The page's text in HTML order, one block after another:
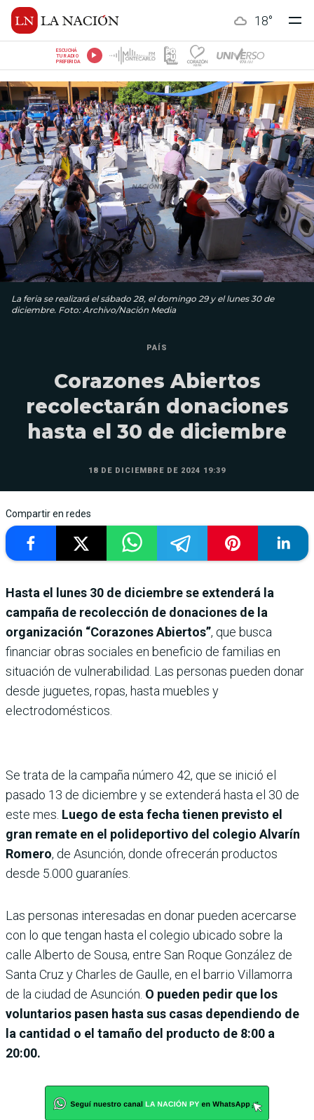
18°
ESCUCHÁ
TU RADIO
PREFERIDA
La feria se realizará el sábado 28, el domingo 29 y el lunes 30 de
diciembre. Foto: Archivo/Nación Media
PAÍS
Corazones Abiertos
recolectarán donaciones
hasta el 30 de diciembre
18 DE DICIEMBRE DE 2024 19:39
Compartir en redes
Hasta el lunes 30 de diciembre se extenderá la
campaña de recolección de donaciones de la
organización “Corazones Abiertos”, que busca
financiar obras sociales en beneficio de familias en
situación de vulnerabilidad. Las personas pueden donar
desde juguetes, ropas, hasta muebles y
electrodomésticos.
Se trata de la campaña número 42, que se inició el
pasado 13 de diciembre y se extenderá hasta el 30 de
este mes. Luego de esta fecha tienen previsto el
gran remate en el polideportivo del colegio Alvarín
Romero, de Asunción, donde ofrecerán productos
desde 5.000 guaraníes.
Las personas interesadas en donar pueden acercarse
con lo que tengan hasta el colegio ubicado sobre la
calle Alberto de Sousa, entre San Roque González de
Santa Cruz y Charles de Gaulle, en el barrio Villamorra
de la ciudad de Asunción. O pueden pedir que los
voluntarios pasen hasta sus casas dependiendo de
la cantidad o el tamaño del producto de 8:00 a
20:00.